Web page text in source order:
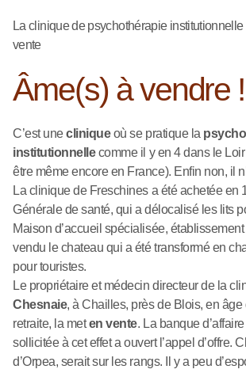
La clinique de psychothérapie
vente
Âme(s) à vendre
C’est unecliniqueoù se pratique la
institutionnellecomme il y en 4 dans le
être même encore en France). Enfin non, il
La clinique de Freschines a été achetée en
Générale de santé, qui a délocalisé les lits
Maison d’accueil spécialisée,
vendu le chateau qui a été transformé en
pour touristes.
Le propriétaire et médecin directeur de la
Chesnaie, à Chailles, près de Blois, en âge
retraite, la meten vente. La banque
sollicitée à cet effet a ouvert l’appel d’offre.
d’Orpea, serait sur les rangs. Il y a peu